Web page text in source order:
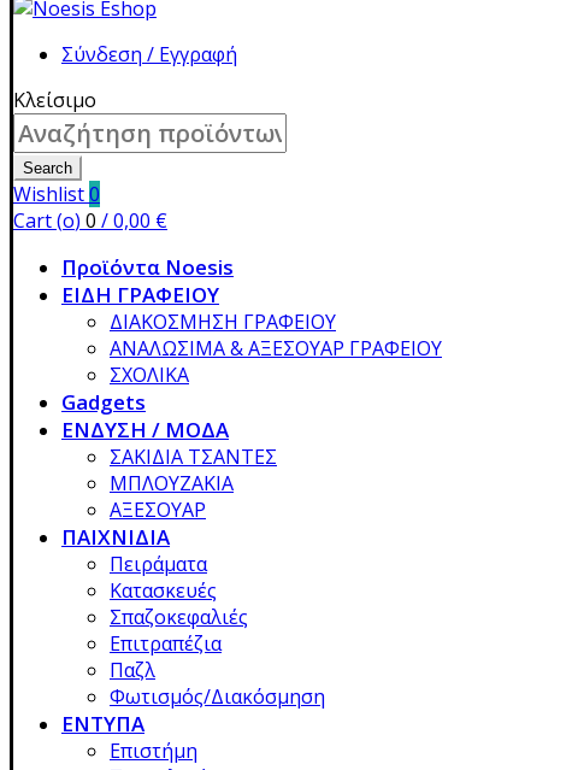
Σύνδεση / Εγγραφή
Κλείσιμο
Search
for:
Search
Wishlist0
Cart (o) 0 /0,00 €
Προϊόντα Noesis
ΕΙΔΗ ΓΡΑΦΕΙΟΥ
ΔΙΑΚΟΣΜΗΣΗ ΓΡΑΦΕΙΟΥ
ΑΝΑΛΩΣΙΜΑ & ΑΞΕΣΟΥΑΡ ΓΡΑΦΕΙΟΥ
ΣΧΟΛΙΚΑ
Gadgets
ΕΝΔΥΣΗ / ΜΟΔΑ
ΣΑΚΙΔΙΑ ΤΣΑΝΤΕΣ
ΜΠΛΟΥΖΑΚΙΑ
ΑΞΕΣΟΥΑΡ
ΠΑΙΧΝΙΔΙΑ
Πειράματα
Κατασκευές
Σπαζοκεφαλιές
Επιτραπέζια
Παζλ
Φωτισμός/Διακόσμηση
ΕΝΤΥΠΑ
Επιστήμη